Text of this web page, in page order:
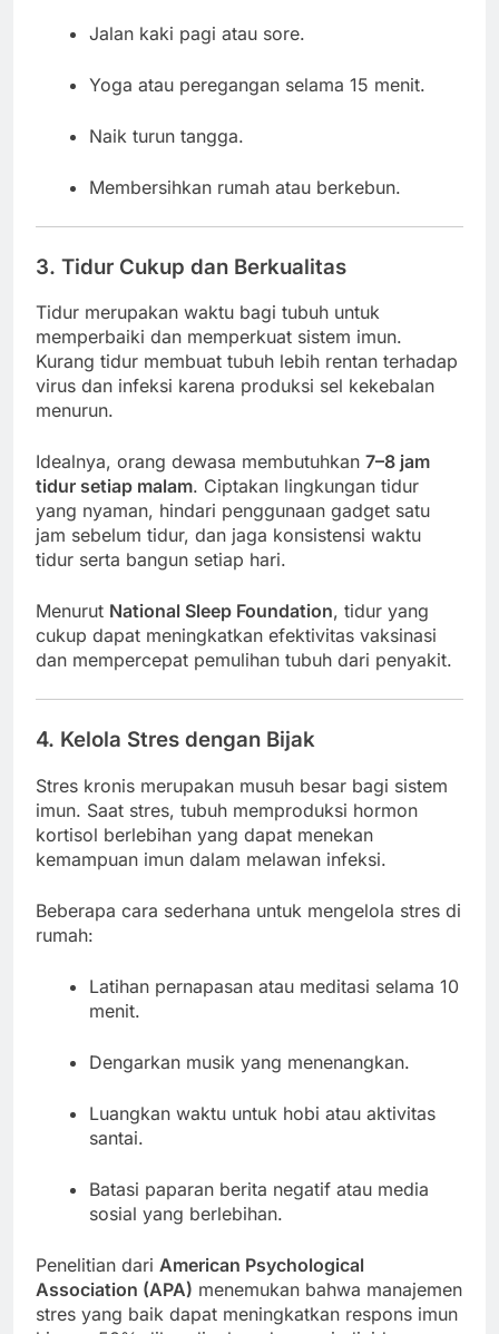
Jalan kaki pagi atau sore.
Yoga atau peregangan selama 15 menit.
Naik turun tangga.
Membersihkan rumah atau berkebun.
3. Tidur Cukup dan Berkualitas
Tidur merupakan waktu bagi tubuh untuk
memperbaiki dan memperkuat sistem imun.
Kurang tidur membuat tubuh lebih rentan terhadap
virus dan infeksi karena produksi sel kekebalan
menurun.
Idealnya, orang dewasa membutuhkan 7–8 jam
tidur setiap malam. Ciptakan lingkungan tidur
yang nyaman, hindari penggunaan gadget satu
jam sebelum tidur, dan jaga konsistensi waktu
tidur serta bangun setiap hari.
Menurut National Sleep Foundation, tidur yang
cukup dapat meningkatkan efektivitas vaksinasi
dan mempercepat pemulihan tubuh dari penyakit.
4. Kelola Stres dengan Bijak
Stres kronis merupakan musuh besar bagi sistem
imun. Saat stres, tubuh memproduksi hormon
kortisol berlebihan yang dapat menekan
kemampuan imun dalam melawan infeksi.
Beberapa cara sederhana untuk mengelola stres di
rumah:
Latihan pernapasan atau meditasi selama 10
menit.
Dengarkan musik yang menenangkan.
Luangkan waktu untuk hobi atau aktivitas
santai.
Batasi paparan berita negatif atau media
sosial yang berlebihan.
Penelitian dari American Psychological
Association (APA) menemukan bahwa manajemen
stres yang baik dapat meningkatkan respons imun